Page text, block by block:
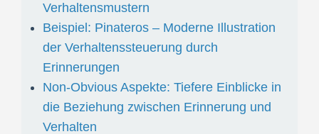
Verhaltensmustern
Beispiel: Pinateros – Moderne Illustration
der Verhaltenssteuerung durch
Erinnerungen
Non-Obvious Aspekte: Tiefere Einblicke in
die Beziehung zwischen Erinnerung und
Verhalten